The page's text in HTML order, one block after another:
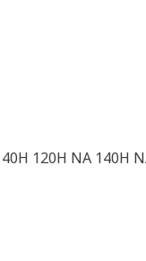
120H NA 140H